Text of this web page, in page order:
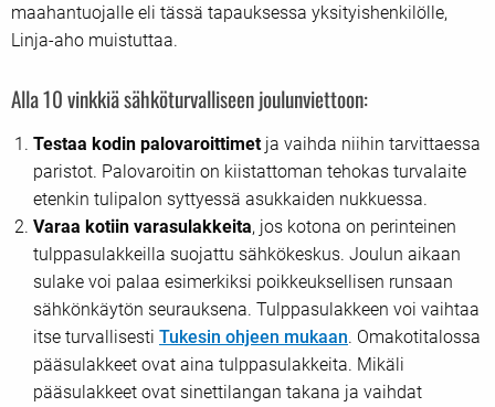
maahantuojalle eli tässä tapauksessa yksityishenkilölle,
Linja-aho muistuttaa.
Alla 10 vinkkiä sähköturvalliseen joulunviettoon:
Testaa kodin palovaroittimetja vaihda niihin tarvittaessa
paristot. Palovaroitin on kiistattoman tehokas turvalaite
etenkin tulipalon syttyessä asukkaiden nukkuessa.
Varaa kotiin varasulakkeita, jos kotona on perinteinen
tulppasulakkeilla suojattu sähkökeskus. Joulun aikaan
sulake voi palaa esimerkiksi poikkeuksellisen runsaan
sähkönkäytön seurauksena. Tulppasulakkeen voi vaihtaa
itse turvallisesti Tukesin ohjeen mukaan. Omakotitalossa
pääsulakkeet ovat aina tulppasulakkeita. Mikäli
pääsulakkeet ovat sinettilangan takana ja vaihdat